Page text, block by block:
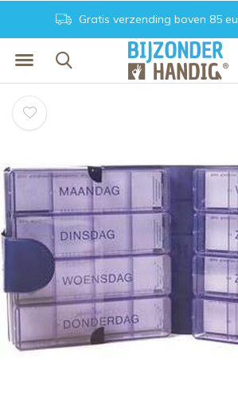
Gratis verzending boven 85